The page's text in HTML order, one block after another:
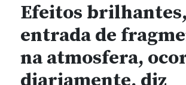
Efeitos
entrada de
na atmosfera,